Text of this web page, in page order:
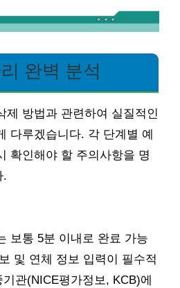
완벽 분석
제 방법과 관련하여 실질적인
다루겠습니다. 각 단계별 예
확인해야 할 주의사항을 명
.
보통 5분 이내로 완료 가능
및 연체 정보 입력이 필수적
관(NICE평가정보, KCB)에